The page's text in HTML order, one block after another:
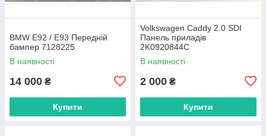
BMW E92 / E93 Передній
бампер 7128225
В наявності
14 000 ₴
Купити
Volkswagen Caddy 2.0 SDI
Панель приладів
2K0920844C
В наявності
2 000 ₴
Купити